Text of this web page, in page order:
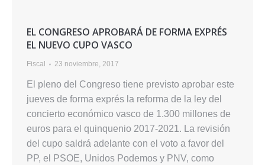
EL CONGRESO APROBARÁ DE FORMA EXPRÉS
EL NUEVO CUPO VASCO
Fiscal 23 noviembre, 2017
El pleno del Congreso tiene previsto aprobar este
jueves de forma exprés la reforma de la ley del
concierto económico vasco de 1.300 millones de
euros para el quinquenio 2017-2021. La revisión
del cupo saldrá adelante con el voto a favor del
PP, el PSOE, Unidos Podemos y PNV, como